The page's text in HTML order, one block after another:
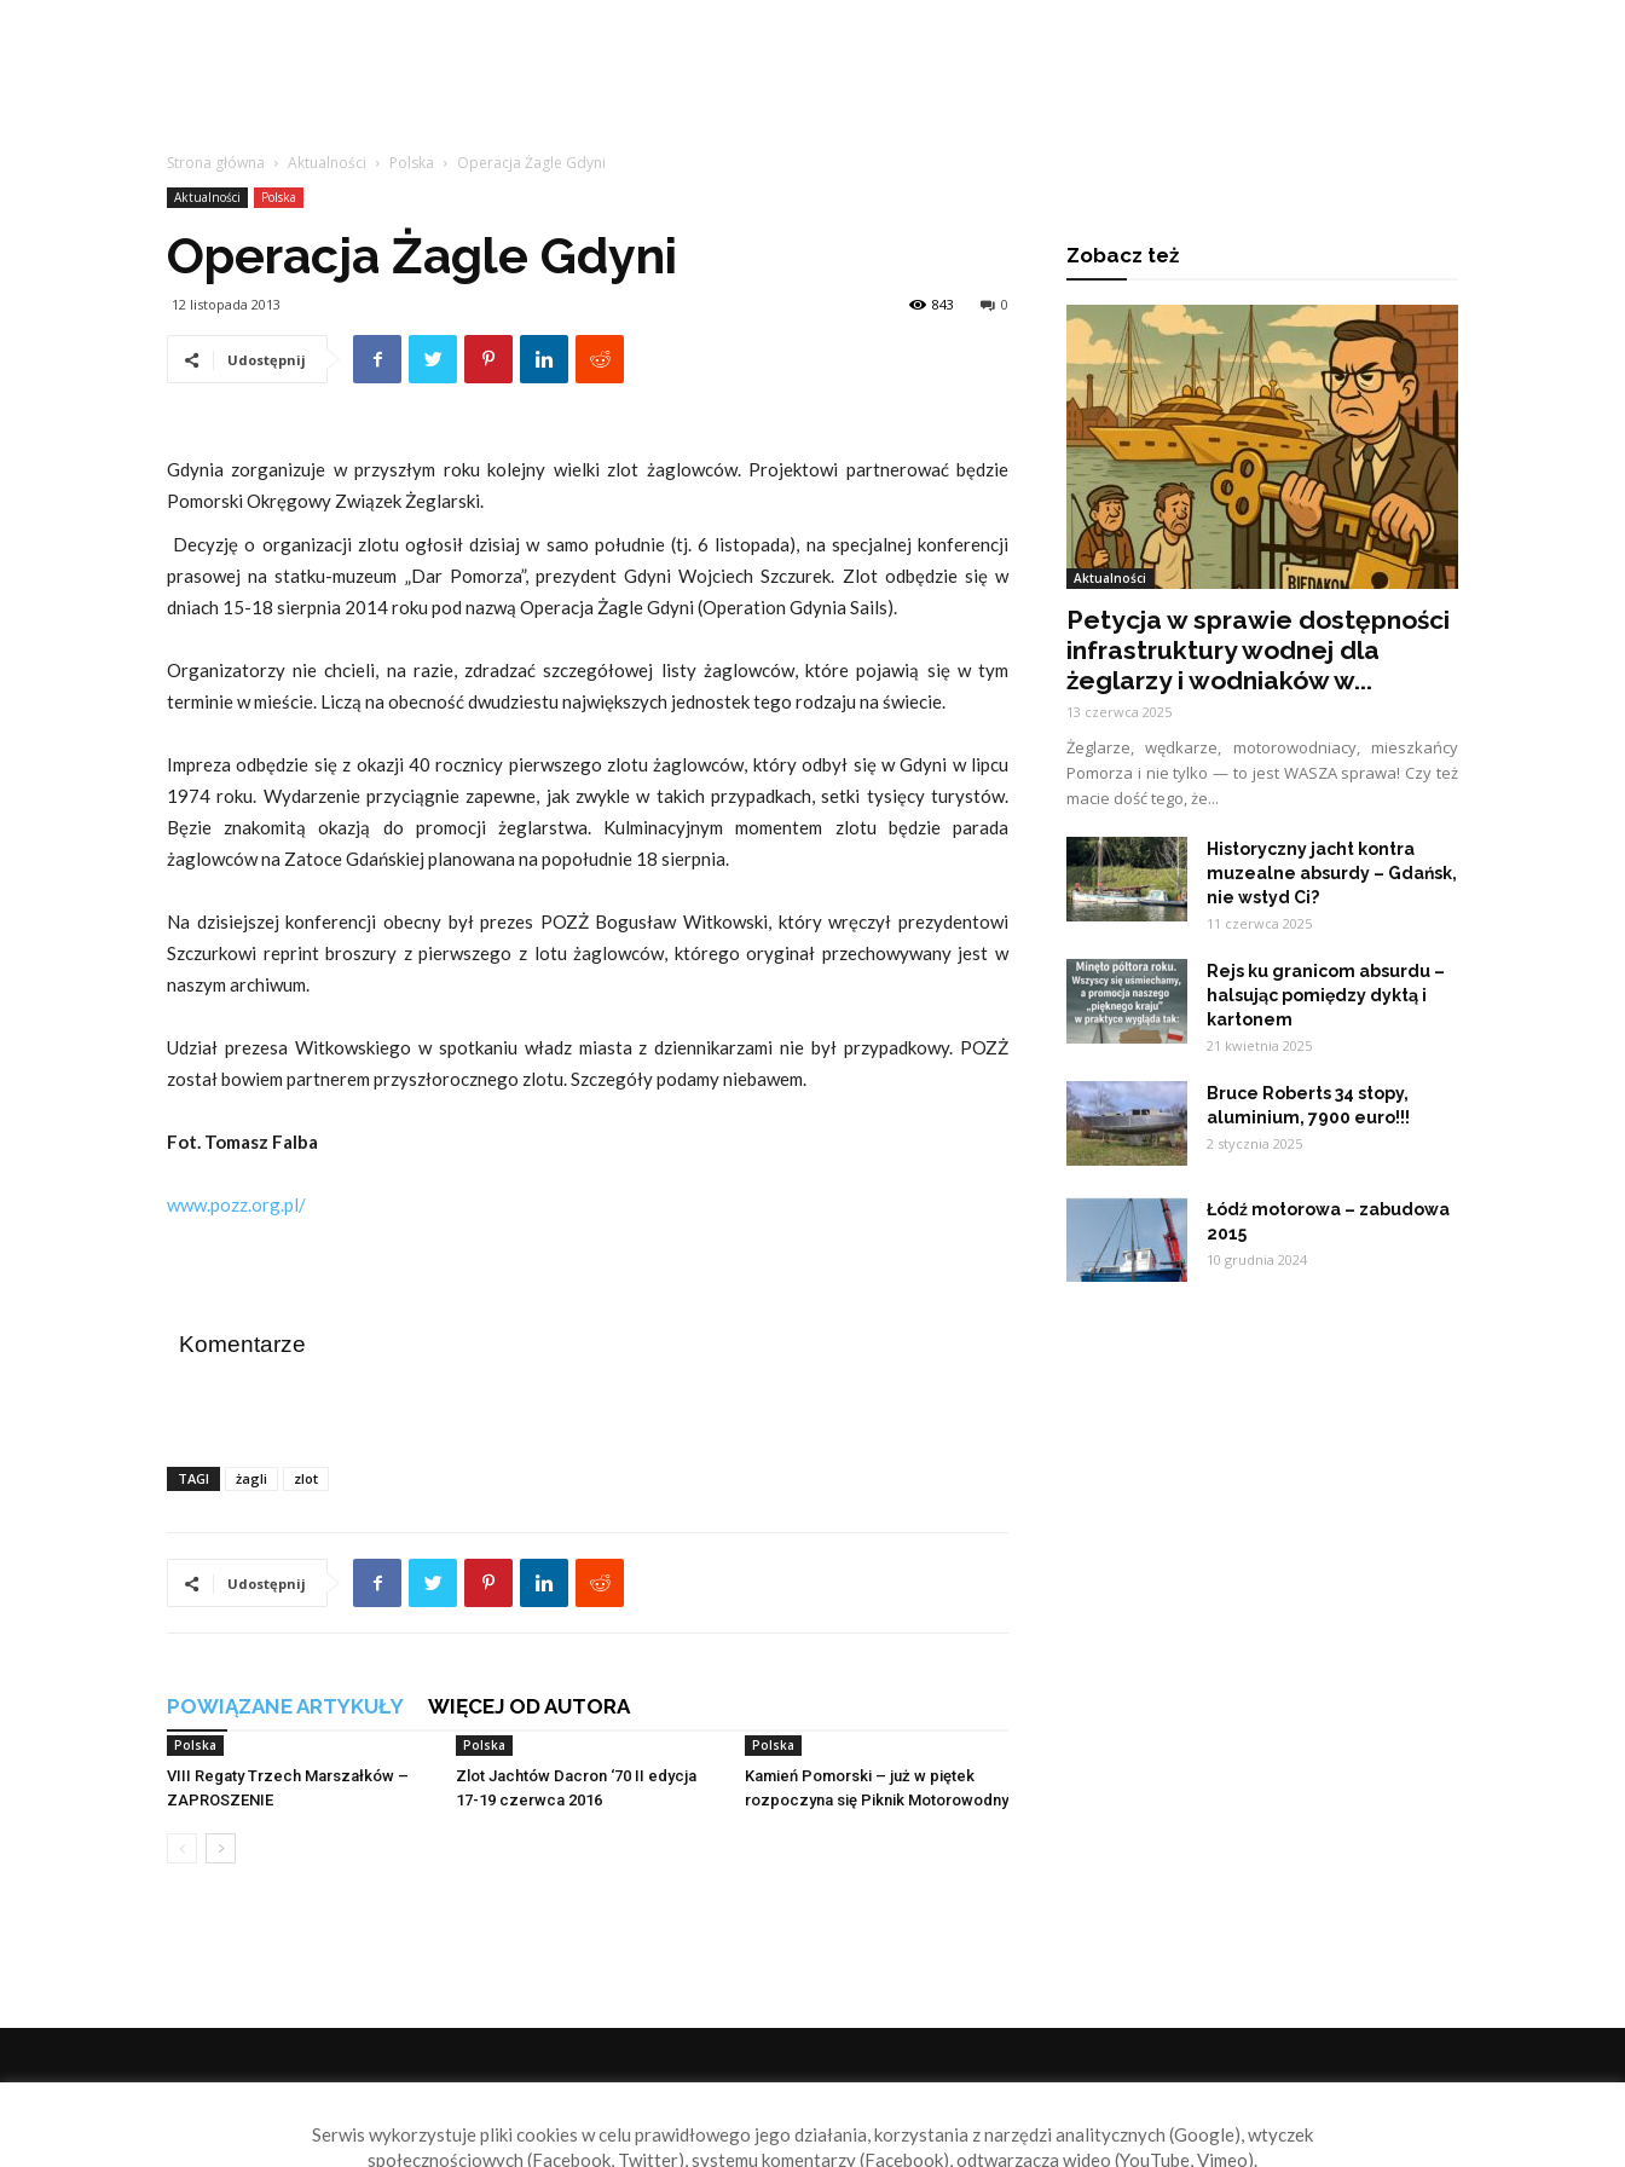
Strona główna Aktualności Polska Operacja Żagle Gdyni
Aktualności Polska
Operacja Żagle Gdyni
12 listopada 2013 0
843
Udostępnij
Gdynia zorganizuje w przyszłym roku kolejny wielki zlot żaglowców. Projektowi partnerować będzie
Pomorski Okręgowy Związek Żeglarski.
Decyzję o organizacji zlotu ogłosił dzisiaj w samo południe (tj. 6 listopada), na specjalnej konferencji
prasowej na statku-muzeum „Dar Pomorza”, prezydent Gdyni Wojciech Szczurek. Zlot odbędzie się w
dniach 15-18 sierpnia 2014 roku pod nazwą Operacja Żagle Gdyni (Operation Gdynia Sails).
Organizatorzy nie chcieli, na razie, zdradzać szczegółowej listy żaglowców, które pojawią się w tym
terminie w mieście. Liczą na obecność dwudziestu największych jednostek tego rodzaju na świecie.
Impreza odbędzie się z okazji 40 rocznicy pierwszego zlotu żaglowców, który odbył się w Gdyni w lipcu
1974 roku. Wydarzenie przyciągnie zapewne, jak zwykle w takich przypadkach, setki tysięcy turystów.
Bęzie znakomitą okazją do promocji żeglarstwa. Kulminacyjnym momentem zlotu będzie parada
żaglowców na Zatoce Gdańskiej planowana na popołudnie 18 sierpnia.
Na dzisiejszej konferencji obecny był prezes POZŻ Bogusław Witkowski, który wręczył prezydentowi
Szczurkowi reprint broszury z pierwszego z lotu żaglowców, którego oryginał przechowywany jest w
naszym archiwum.
Udział prezesa Witkowskiego w spotkaniu władz miasta z dziennikarzami nie był przypadkowy. POZŻ
został bowiem partnerem przyszłorocznego zlotu. Szczegóły podamy niebawem.
Fot. Tomasz Falba
www.pozz.org.pl/
Komentarze
TAGI żagli zlot
Udostępnij
POWIĄZANE ARTYKUŁY WIĘCEJ OD AUTORA
Polska
VIII Regaty Trzech Marszałków –
ZAPROSZENIE
Polska
Zlot Jachtów Dacron ‘70 II edycja
17-19 czerwca 2016
Polska
Kamień Pomorski – już w piętek
rozpoczyna się Piknik Motorowodny
Zobacz też
Aktualności
Petycja w sprawie dostępności
infrastruktury wodnej dla
żeglarzy i wodniaków w...
13 czerwca 2025
Żeglarze, wędkarze, motorowodniacy, mieszkańcy
Pomorza i nie tylko — to jest WASZA sprawa! Czy też
macie dość tego, że...
Historyczny jacht kontra
muzealne absurdy – Gdańsk,
nie wstyd Ci?
11 czerwca 2025
Rejs ku granicom absurdu –
halsując pomiędzy dyktą i
kartonem
21 kwietnia 2025
Bruce Roberts 34 stopy,
aluminium, 7900 euro!!!
2 stycznia 2025
Łódź motorowa – zabudowa
2015
10 grudnia 2024
Sailbook.pl to miejsce dla wszystkich, którzy szukają aktualnych
Serwis wykorzystuje pliki cookies w celu prawidłowego jego działania, korzystania z narzędzi analitycznych (Google), wtyczek
społecznościowych (Facebook, Twitter), systemu komentarzy (Facebook), odtwarzacza wideo (YouTube, Vimeo).